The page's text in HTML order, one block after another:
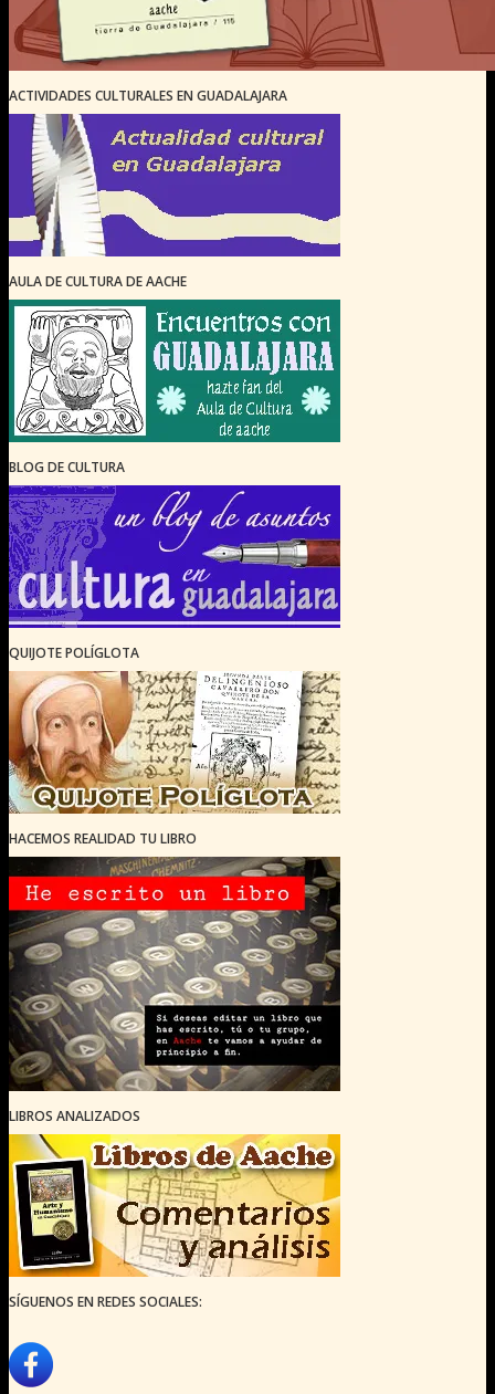
ACTIVIDADES CULTURALES EN GUADALAJARA
AULA DE CULTURA DE AACHE
BLOG DE CULTURA
QUIJOTE POLÍGLOTA
HACEMOS REALIDAD TU LIBRO
LIBROS ANALIZADOS
SÍGUENOS EN REDES SOCIALES: